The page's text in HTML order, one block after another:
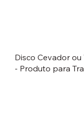
Disco Cevador
- Produto para